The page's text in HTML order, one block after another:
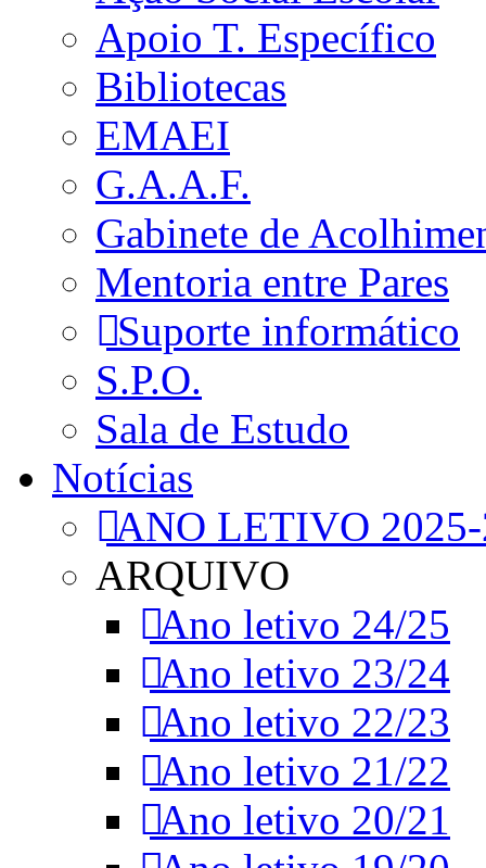
Apoio T. Específico
Bibliotecas
EMAEI
G.A.A.F.
Gabinete de
Mentoria entre Pares
Suporte informático
S.P.O.
Sala de Estudo
Notícias
ANO LETIVO
ARQUIVO
Ano letivo 24/25
Ano letivo 23/24
Ano letivo 22/23
Ano letivo 21/22
Ano letivo 20/21